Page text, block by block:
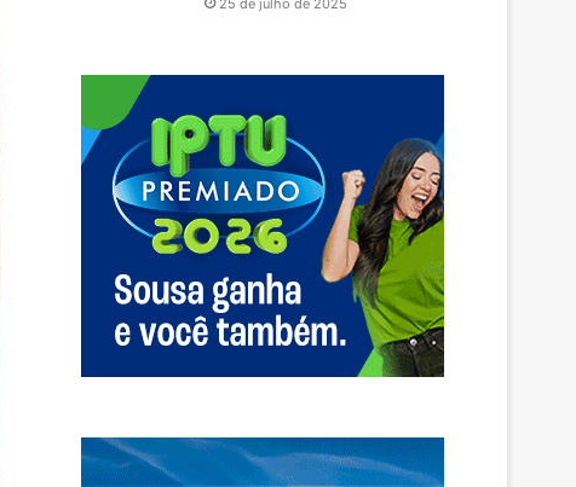
25 de julho de 2025